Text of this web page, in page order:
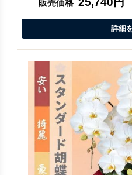
販売価格